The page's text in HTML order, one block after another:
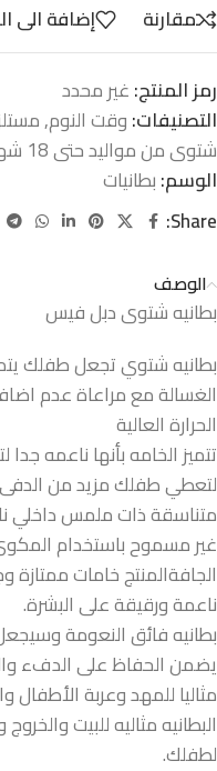
مقارنة
إضافة الى
رمز المنتج:غير محدد
التصنيفات:وقت النوم,
شتوى من مواليد حتى 18 شهر
الوسم:بطانيات
Share:
الوصف
بطانيه شتوى دبل فيس
بطانيه شتوي تجعل طفلك
الغسالة مع مراعاة عدم
الحرارة العالية
تتميز الخامه بأنها ناعمه
لتعطي طفلك مزيد من
متناسقة ذات ملمس داخلي
غير مسموح باستخدام
الجافةالمنتج خامات
ناعمة ورقيقة على البشرة.
بطانيه فائق النعومة
يضمن الحفاظ على الدفء
مثاليا للمهد وعربة الأطفال
البطانيه مثاليه للبيت
لطفلك.